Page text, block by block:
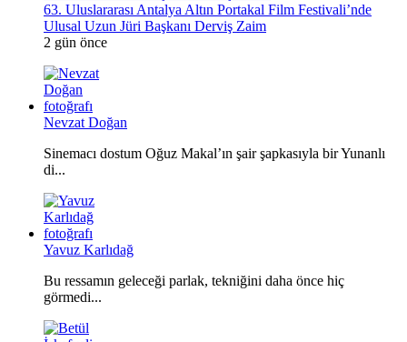
63. Uluslararası Antalya Altın Portakal Film Festivali’nde
Ulusal Uzun Jüri Başkanı Derviş Zaim
2 gün önce
Nevzat Doğan
Sinemacı dostum Oğuz Makal’ın şair şapkasıyla bir Yunanlı
di...
Yavuz Karlıdağ
Bu ressamın geleceği parlak, tekniğini daha önce hiç
görmedi...